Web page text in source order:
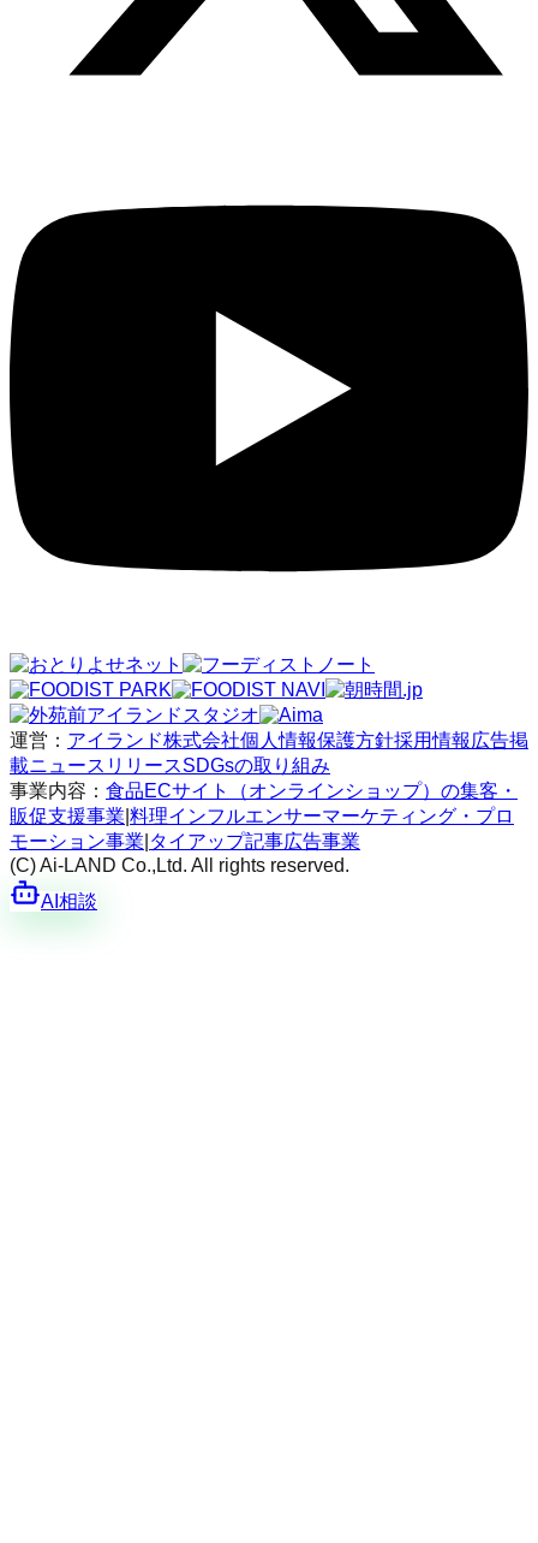
運営： アイランド株式会社個人情報保護方針採用情報 広告掲
載ニュースリリースSDGsの取り組み
事業内容： 食品ECサイト（オンラインショップ）の集客・
販促支援事業 料理インフルエンサーマーケティング・プロ
モーション事業 タイアップ記事広告事業
(C) Ai-LAND Co.,Ltd. All rights reserved.
AI相談